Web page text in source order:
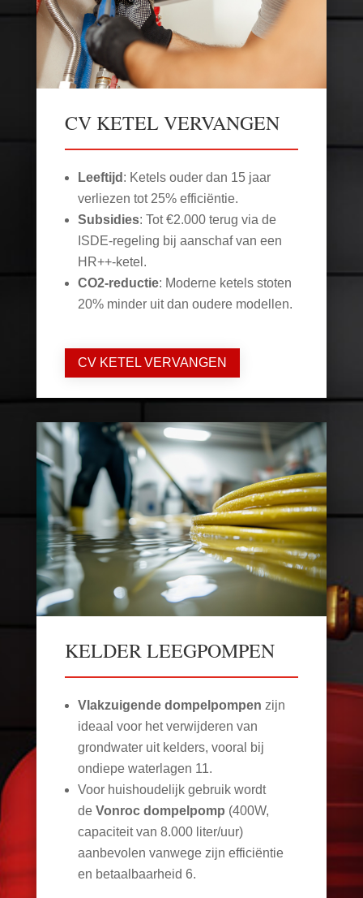
CV KETEL VERVANGEN
Leeftijd : Ketels ouder dan 15 jaar
verliezen tot 25% efficiëntie.
Subsidies: Tot €2.000 terug via de
ISDE-regeling bij aanschaf van een
HR++-ketel.
CO2-reductie: Moderne ketels stoten
20% minder uit dan oudere modellen.
CV KETEL VERVANGEN
KELDER LEEGPOMPEN
Vlakzuigende dompelpompen zijn
ideaal voor het verwijderen van
grondwater uit kelders, vooral bij
ondiepe waterlagen 11.
Voor huishoudelijk gebruik wordt
de Vonroc dompelpomp (400W,
capaciteit van 8.000 liter/uur)
aanbevolen vanwege zijn efficiëntie
en betaalbaarheid 6.